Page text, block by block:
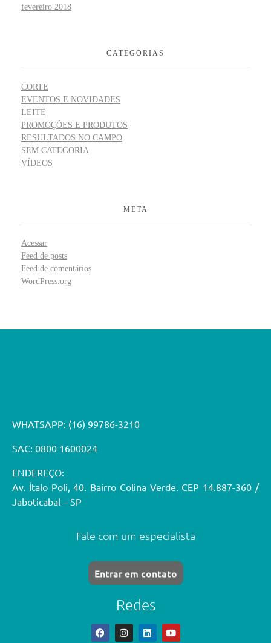
fevereiro 2018
CATEGORIAS
CORTE
EVENTOS E NOVIDADES
LEITE
PROMOÇÕES E PRODUTOS
RESULTADOS NO CAMPO
SEM CATEGORIA
VÍDEOS
META
Acessar
Feed de posts
Feed de comentários
WordPress.org
WHATSAPP: (16) 99786-3210
SAC: 0800 1600024
ENDEREÇO:
Av. Ítalo Poli, 40. Bairro Colina Verde. CEP 14.887-360 /
Jaboticabal – SP
Fale com um especialista
Entrar em contato
Redes